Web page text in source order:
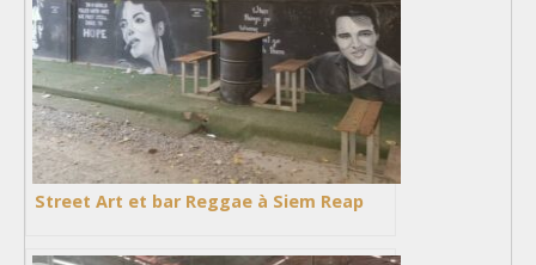
Street Art et bar Reggae à Siem Reap